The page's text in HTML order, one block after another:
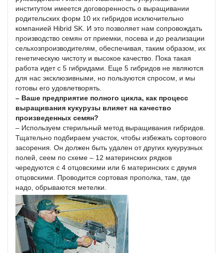
институтом имеется договоренность о выращивании
родительских форм 10 их гибридов исключительно
компанией Hibrid SK. И это позволяет нам сопровождать
производство семян от приемки, посева и до реализации
сельхозпроизводителям, обеспечивая, таким образом, их
генетическую чистоту и высокое качество. Пока такая
работа идет с 5 гибридами. Еще 5 гибридов не являются
для нас эксклюзивными, но пользуются спросом, и мы
готовы его удовлетворять.
– Ваше предприятие полного цикла, как процесс
выращивания кукурузы влияет на качество
произведенных семян?
– Используем стерильный метод выращивания гибридов.
Тщательно подбираем участок, чтобы избежать сортового
засорения. Он должен быть удален от других кукурузных
полей, сеем по схеме – 12 материнских рядков
чередуются с 4 отцовскими или 6 материнских с двумя
отцовскими. Проводится сортовая прополка, там, где
надо, обрываются метелки.